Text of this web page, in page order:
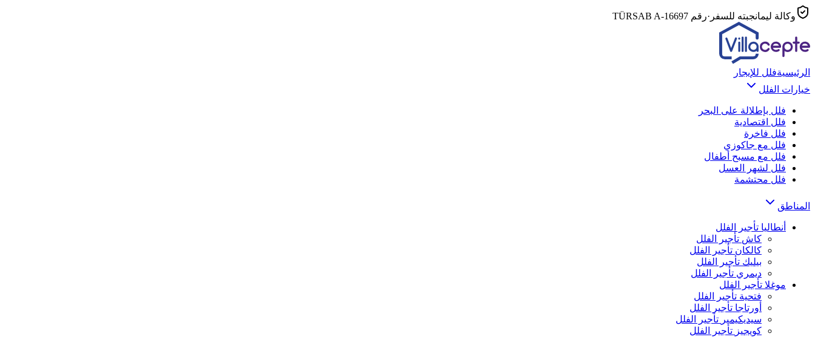
وكالة ليمانجبته للسفر ·رقم TÜRSAB A-16697
الرئيسيةفلل للإيجار
خيارات الفلل
فلل بإطلالة على البحر
فلل اقتصادية
فلل فاخرة
فلل مع جاكوزي
فلل مع مسبح أطفال
فلل لشهر العسل
فلل محتشمة
المناطق
أنطاليا تأجير الفلل
كاش تأجير الفلل
كالكان تأجير الفلل
بيليك تأجير الفلل
ديمري تأجير الفلل
موغلا تأجير الفلل
فتحية تأجير الفلل
أورتاجا تأجير الفلل
سيديكيمير تأجير الفلل
كويجيز تأجير الفلل